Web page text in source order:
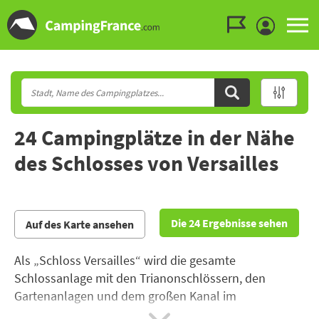
24 Campingplätze in der Nähe
des Schlosses von Versailles
Auf des Karte ansehen Die 24 Ergebnisse sehen
Als „Schloss Versailles“ wird die gesamte
Schlossanlage mit den Trianonschlössern, den
Gartenanlagen und dem großen Kanal im
Departement Yvelines wenige Kilometer von Paris